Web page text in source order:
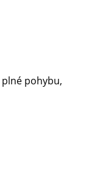
pohybu,